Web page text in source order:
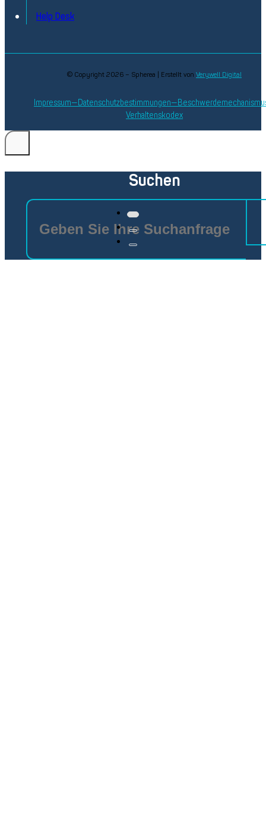
Help Desk
© Copyright 2026 – Spherea | Erstellt von Verywell Digital
Impressum Datenschutzbestimmungen
Verhaltenskodex
Suchen